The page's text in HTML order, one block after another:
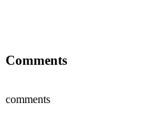
Comments
comments